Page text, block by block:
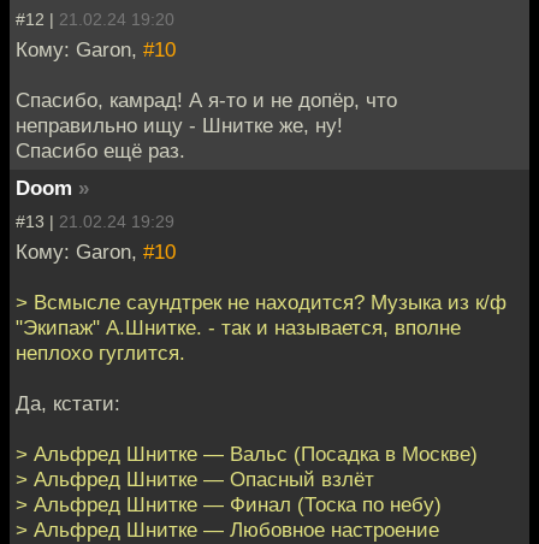
#12 | 21.02.24 19:20
Кому: Garon, #10
Спасибо, камрад! А я-то и не допёр, что
неправильно ищу - Шнитке же, ну!
Спасибо ещё раз.
Doom »
#13 | 21.02.24 19:29
Кому: Garon, #10
> Всмысле саундтрек не находится? Музыка из к/ф
"Экипаж" А.Шнитке. - так и называется, вполне
неплохо гуглится.
Да, кстати:
> Альфред Шнитке — Вальс (Посадка в Москве)
> Альфред Шнитке — Опасный взлёт
> Альфред Шнитке — Финал (Тоска по небу)
> Альфред Шнитке — Любовное настроение